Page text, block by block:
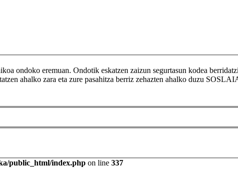
ondoko eremuan. Ondotik eskatzen zaizun segurtasun kodea
ahalko zara eta zure pasahitza berriz zehazten ahalko duzu
public_html/index.php on line 337